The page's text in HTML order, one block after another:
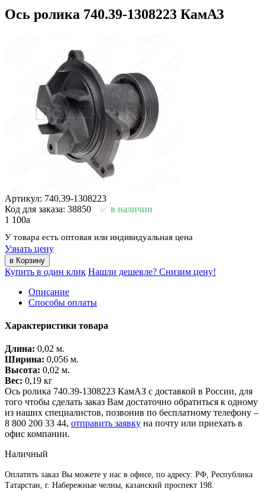
Ось ролика 740.39-1308223 КамАЗ
Артикул: 740.39-1308223
Код для заказа: 38850
в наличии
1 100a
У товара есть оптовая или индивидуальная цена
Узнать цену
Купить в один клик Нашли дешевле? Снизим цену!
Описание
Способы оплаты
Характеристики товара
Длина: 0,02 м.
Ширина: 0,056 м.
Высота: 0,02 м.
Вес: 0,19 кг
Ось ролика 740.39-1308223 КамАЗ с доставкой в России, для
того чтобы сделать заказ Вам достаточно обратиться к одному
из наших специалистов, позвонив по бесплатному телефону –
8 800 200 33 44, отправить заявку на почту или приехать в
офис компании.
Наличный
Оплатить заказ Вы можете у нас в офисе, по адресу: РФ, Республика
Татарстан, г. Набережные челны, казанский проспект 198.